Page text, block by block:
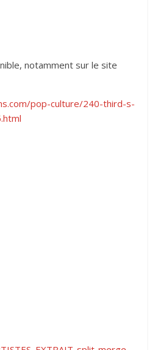
notamment sur le site
pop-culture/240-third-s-